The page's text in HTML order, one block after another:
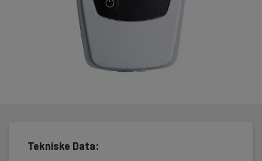
PHYNIX Surfix SX er anvendelig i følgende applikationer:
-Malerværksteder, både våd og pulver-lakeringer
-Forsikringsbranchen
-Skibsbygning industrien
Tekniske Data: